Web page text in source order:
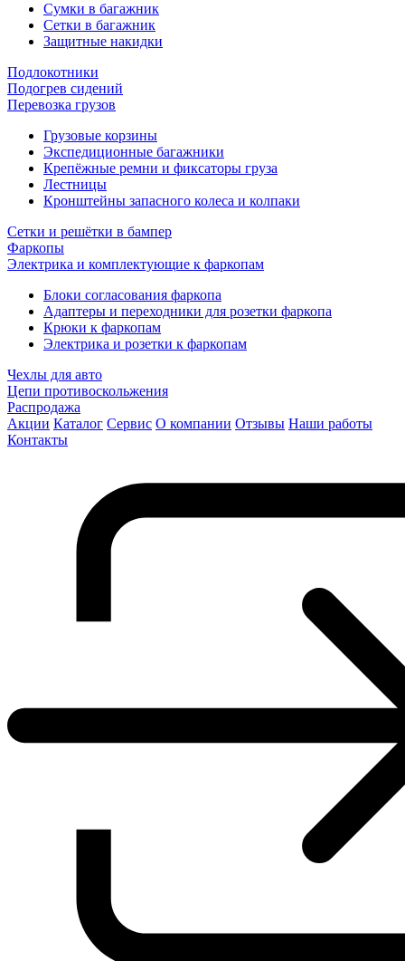
Сумки в багажник
Сетки в багажник
Защитные накидки
Подлокотники
Подогрев сидений
Перевозка грузов
Грузовые корзины
Экспедиционные багажники
Крепёжные ремни и фиксаторы груза
Лестницы
Кронштейны запасного колеса и колпаки
Сетки и решётки в бампер
Фаркопы
Электрика и комплектующие к фаркопам
Блоки согласования фаркопа
Адаптеры и переходники для розетки фаркопа
Крюки к фаркопам
Электрика и розетки к фаркопам
Чехлы для авто
Цепи противоскольжения
Распродажа
Акции Каталог Сервис О компании Отзывы Наши работы
Контакты